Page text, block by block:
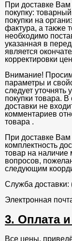
При доставке
покупку:
покупки на
фактура, а также
необходимо
указанная в
является
корректировки
Внимание!
параметры и
следует
покупки товара.
доставки не
комментариев
товара .
При доставке Вам
комплектность
товар на наличие
вопросов,
следующим
Служба доставки:
Электронная
3. Оплата
Все цены,